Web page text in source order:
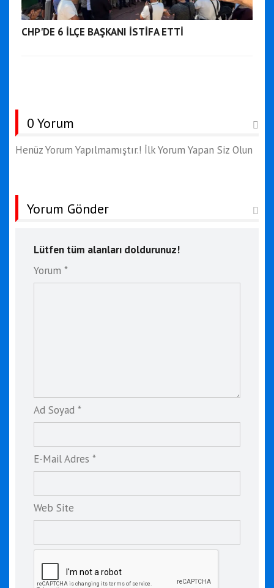
CHP'DE 6 İLÇE BAŞKANI İSTİFA ETTİ
0 Yorum
Henüz Yorum Yapılmamıştır.! İlk Yorum Yapan Siz Olun
Yorum Gönder
Lütfen tüm alanları doldurunuz!
Yorum *
Ad Soyad *
E-Mail Adres *
Web Site